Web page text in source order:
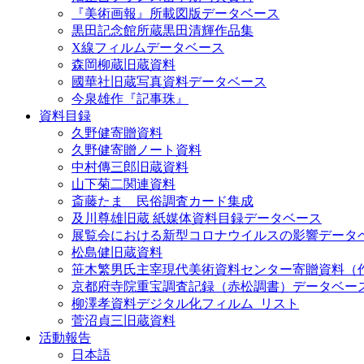
『美術画報』所載図版データベース
黒田記念館所蔵黒田清輝作品集
X線フィルムデータベース
森岡柳蔵旧蔵資料
國華社旧蔵写真資料データベース
今泉雄作『記事珠』
資料目録
久野健寄贈資料
久野健寄贈ノート資料
中村傳三郎旧蔵資料
山下菊二関連資料
斎藤たま 民俗調査カード集成
及川尊雄旧蔵 紙媒体資料目録データベース
展覧会における新型コロナウイルスの影響データ
松島健旧蔵資料
笹木繁男氏主宰現代美術資料センター寄贈資料（
京都府寺院重宝調査記録（赤松調書）データベー
柳澤孝資料デジタル化フィルム_リスト
菅沼貞三旧蔵資料
活動報告
日本語